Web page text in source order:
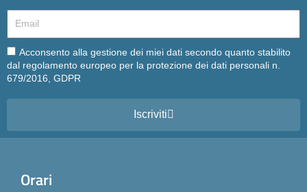
Email
Email
Acconsento alla gestione dei miei dati secondo quanto stabilito
dal regolamento europeo per la protezione dei dati personali n.
679/2016, GDPR
Iscriviti
Orari